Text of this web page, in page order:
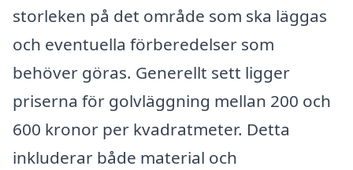
storleken på det område som ska läggas
och eventuella förberedelser som
behöver göras. Generellt sett ligger
priserna för golvläggning mellan 200 och
600 kronor per kvadratmeter. Detta
inkluderar både material och